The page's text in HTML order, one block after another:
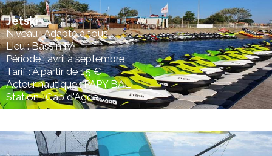
Jetski
Niveau : Adapté à tous
Lieu : Bassin IV
Période : avril à septembre
Tarif : A partir de 15 €
Acteur nautique : PAPY BALI
Station : Cap d'Agde